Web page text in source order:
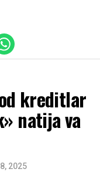
kreditlar
natija va
2025